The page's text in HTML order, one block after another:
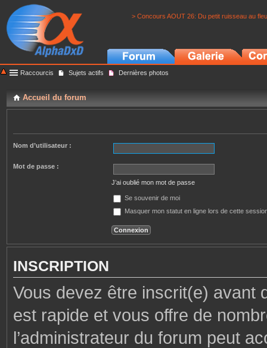
> Concours AOUT 26: Du petit ruisseau au
Raccourcis Sujets actifs Dernières photos
Accueil du forum
Nom d’utilisateur :
Mot de passe :
J’ai oublié mon mot de passe
Se souvenir de moi
Masquer mon statut en ligne lors de cette
INSCRIPTION
Vous devez être inscrit(e) avant
est rapide et vous offre de
l’administrateur du forum peut